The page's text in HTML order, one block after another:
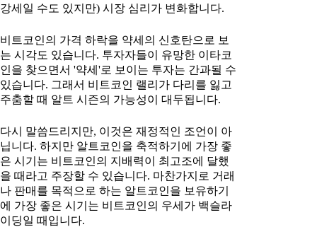
강세일 수도 있지만) 시장 심리가 변화합니다.
비트코인의 가격 하락을 약세의 신호탄으로 보
는 시각도 있습니다. 투자자들이 유망한 이타코
인을 찾으면서 '약세'로 보이는 투자는 간과될 수
있습니다. 그래서 비트코인 랠리가 다리를 잃고
주춤할 때 알트 시즌의 가능성이 대두됩니다.
다시 말씀드리지만, 이것은 재정적인 조언이 아
닙니다. 하지만 알트코인을 축적하기에 가장 좋
은 시기는 비트코인의 지배력이 최고조에 달했
을 때라고 주장할 수 있습니다. 마찬가지로 거래
나 판매를 목적으로 하는 알트코인을 보유하기
에 가장 좋은 시기는 비트코인의 우세가 백슬라
이딩일 때입니다.